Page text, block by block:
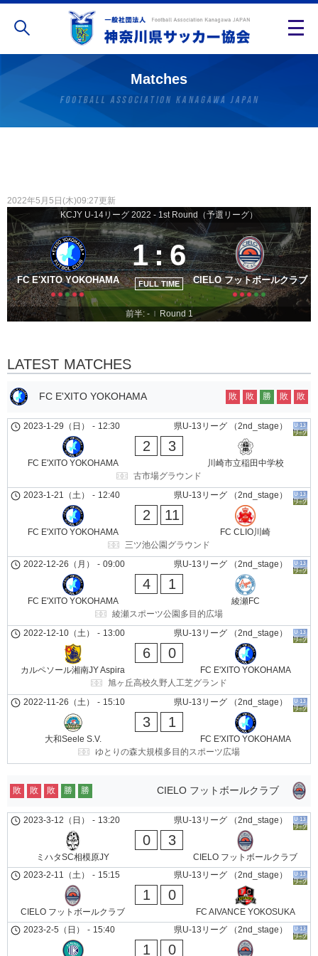
Matches
2022年5月5日(木)09:27更新
KCJY U-14リーグ 2022 - 1st Round（予選リーグ）
FC E'XITO YOKOHAMA
1:6
FULL TIME CIELO フットボールクラブ
前半: - Round 1
LATEST MATCHES
FC E'XITO YOKOHAMA 敗 敗 勝 敗 敗
県U-13リーグ （2nd_stage）
2023-1-29（日） - 12:30
FC E'XITO YOKOHAMA
2 3
川崎市立稲田中学校
古市場グラウンド
県U-13リーグ （2nd_stage）
2023-1-21（土） - 12:40
FC E'XITO YOKOHAMA
2 11
FC CLIO川崎
三ツ池公園グラウンド
県U-13リーグ （2nd_stage）
2022-12-26（月） - 09:00
FC E'XITO YOKOHAMA
4 1
綾瀬FC
綾瀬スポーツ公園多目的広場
県U-13リーグ （2nd_stage）
2022-12-10（土） - 13:00
カルペソール湘南JY Aspira
6 0
FC E'XITO YOKOHAMA
旭ヶ丘高校久野人工芝グランド
県U-13リーグ （2nd_stage）
2022-11-26（土） - 15:10
大和Seele S.V.
3 1
FC E'XITO YOKOHAMA
ゆとりの森大規模多目的スポーツ広場
CIELO フットボールクラブ
敗 敗 敗 勝 勝
県U-13リーグ （2nd_stage）
2023-3-12（日） - 13:20
ミハタSC相模原JY
0 3
CIELO フットボールクラブ
県U-13リーグ （2nd_stage）
2023-2-11（土） - 15:15
CIELO フットボールクラブ
1 0
FC AIVANCE YOKOSUKA
県U-13リーグ （2nd_stage）
2023-2-5（日） - 15:40
1 0